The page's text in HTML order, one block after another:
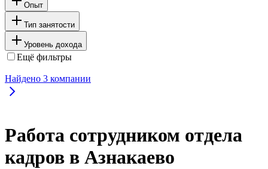
Опыт
Тип занятости
Уровень дохода
Ещё фильтры
Найдено 3 компании
Работа сотрудником отдела
кадров в Азнакаево